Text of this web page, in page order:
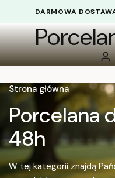
DOSTAWA
Strona główna
Porcelana
48h
W tej kategorii znajdą